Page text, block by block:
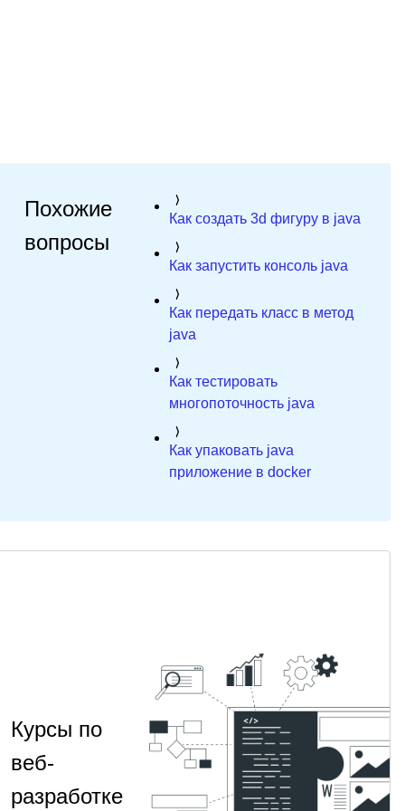
Похожие
вопросы
Как создать 3d фигуру в java
Как запустить консоль java
Как передать класс в метод
java
Как тестировать
многопоточность java
Как упаковать java
приложение в docker
Курсы по
веб-
разработке